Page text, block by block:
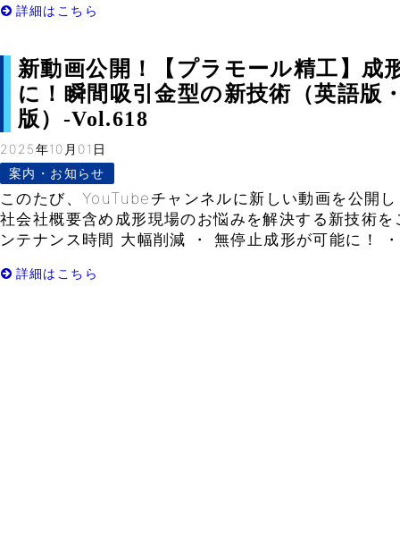
詳細はこちら
新動画公開！【プラモール精工】成
に！瞬間吸引金型の新技術（英語版
版）-Vol.618
2025年10月01日
案内・お知らせ
このたび、YouTubeチャンネルに新しい動画を公開
社会社概要含め成形現場のお悩みを解決する新技術
ンテナンス時間 大幅削減 ・ 無停止成形が可能に！
詳細はこちら